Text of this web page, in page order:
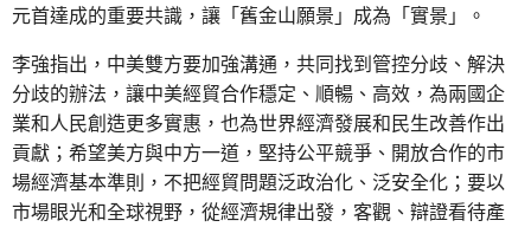
元首達成的重要共識，讓「舊金山願景」成為「實景」。
李強指出，中美雙方要加強溝通，共同找到管控分歧、解決
分歧的辦法，讓中美經貿合作穩定、順暢、高效，為兩國企
業和人民創造更多實惠，也為世界經濟發展和民生改善作出
貢獻；希望美方與中方一道，堅持公平競爭、開放合作的市
場經濟基本準則，不把經貿問題泛政治化、泛安全化；要以
市場眼光和全球視野，從經濟規律出發，客觀、辯證看待產